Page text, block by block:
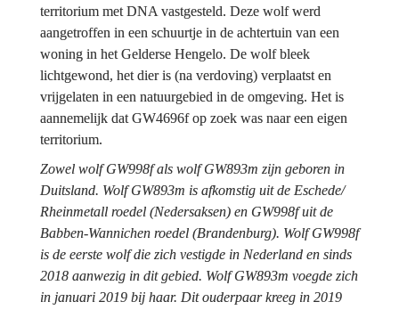
territorium met DNA vastgesteld. Deze wolf werd
aangetroffen in een schuurtje in de achtertuin van een
woning in het Gelderse Hengelo. De wolf bleek
lichtgewond, het dier is (na verdoving) verplaatst en
vrijgelaten in een natuurgebied in de omgeving. Het is
aannemelijk dat GW4696f op zoek was naar een eigen
territorium.
Zowel wolf GW998f als wolf GW893m zijn geboren in
Duitsland. Wolf GW893m is afkomstig uit de Eschede/
Rheinmetall roedel (Nedersaksen) en GW998f uit de
Babben-Wannichen roedel (Brandenburg). Wolf GW998f
is de eerste wolf die zich vestigde in Nederland en sinds
2018 aanwezig in dit gebied. Wolf GW893m voegde zich
in januari 2019 bij haar. Dit ouderpaar kreeg in 2019